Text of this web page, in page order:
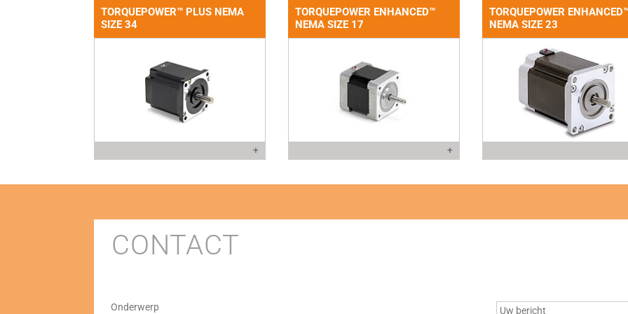
TORQUEPOWER™ PLUS NEMA
SIZE 34
+
TORQUEPOWER ENHANCED™
NEMA SIZE 17
+
TORQUEPOWER
NEMA SIZE 23
CONTACT